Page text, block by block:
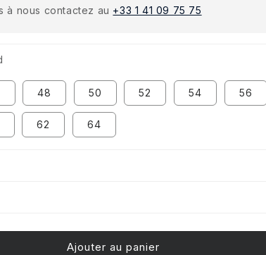
à nous contactez au +33 1 41 09 75 75
48 50 52 54 56
62 64
Ajouter au panier